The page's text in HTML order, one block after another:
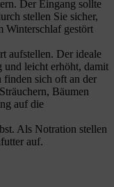
Der Eingang sollte
stellen Sie sicher,
Winterschlaf gestört
aufstellen. Der ideale
und leicht erhöht, damit
finden sich oft an der
Bäumen
auf die
Als Notration stellen
auf.